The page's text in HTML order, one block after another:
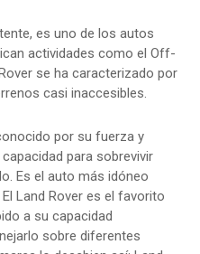
es uno de los autos
actividades como el Off-
se ha caracterizado por
casi inaccesibles.
por su fuerza y
para sobrevivir
Es el auto más idóneo
Land Rover es el favorito
a su capacidad
sobre diferentes